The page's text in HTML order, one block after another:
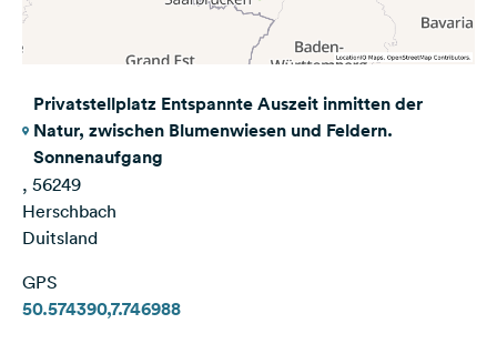
Privatstellplatz Entspannte Auszeit inmitten der
Natur, zwischen Blumenwiesen und Feldern.
Sonnenaufgang
, 56249
Herschbach
Duitsland
GPS
50.574390,7.746988